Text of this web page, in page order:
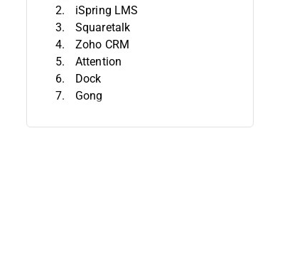
iSpring LMS
Squaretalk
Zoho CRM
Attention
Dock
Gong
Pipedrive CRM